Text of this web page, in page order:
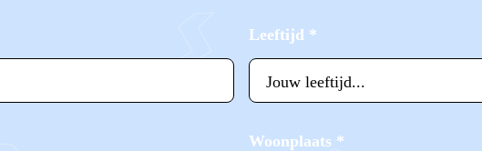
Leeftijd *
Woonplaats *